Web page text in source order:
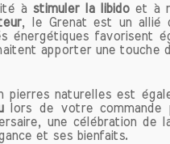
cherchant à
pour renforcer la
doutes, ce qui
personnelles et
vous sentir plus
à stimuler la libidoet à
, le Grenat est un allié
énergétiques favorisent
apporter une touche
naturelles est
lors de votre commande
une célébration de
et ses bienfaits.